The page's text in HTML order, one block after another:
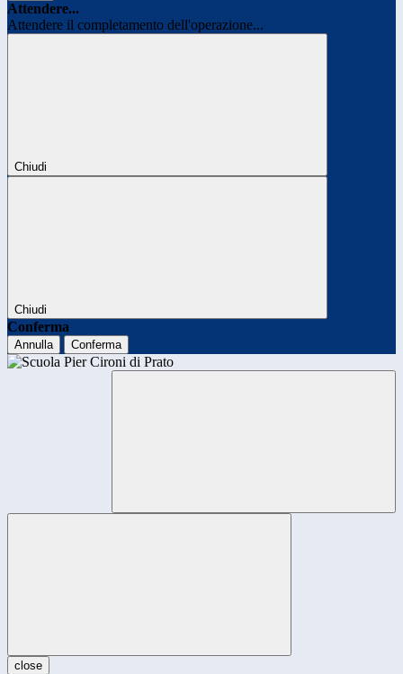
Attendere...
Attendere il completamento dell'operazione...
Chiudi
Chiudi
Conferma
Annulla Conferma
close